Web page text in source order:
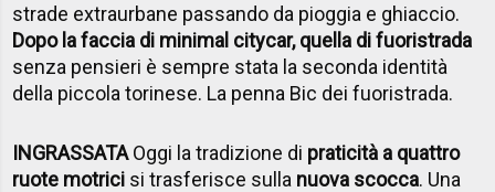
strade extraurbane passando da pioggia e ghiaccio.
Dopo la faccia di minimal citycar, quella di fuoristrada
senza pensieri è sempre stata la seconda identità
della piccola torinese. La penna Bic dei fuoristrada.
INGRASSATAOggi la tradizione di praticità a quattro
ruote motrici si trasferisce sulla nuova scocca. Una